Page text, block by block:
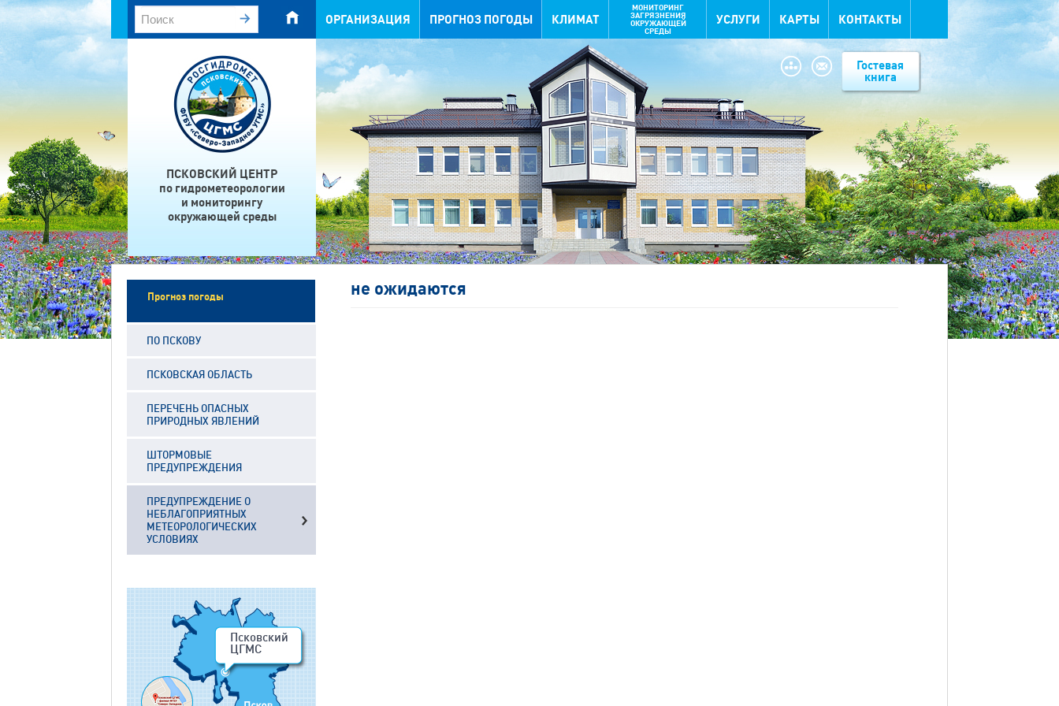
ОРГАНИЗАЦИЯ ПРОГНОЗ ПОГОДЫ КЛИМАТ
МОНИТОРИНГ
ЗАГРЯЗНЕНИЯ
ОКРУЖАЮЩЕЙ
СРЕДЫ
УСЛУГИ КАРТЫ КОНТАКТЫ
ПСКОВСКИЙ ЦЕНТР
по гидрометеорологии
и мониторингу
окружающей среды
Гостевая
книга
Прогноз погоды
ПО ПСКОВУ
ПСКОВСКАЯ ОБЛАСТЬ
ПЕРЕЧЕНЬ ОПАСНЫХ
ПРИРОДНЫХ ЯВЛЕНИЙ
ШТОРМОВЫЕ
ПРЕДУПРЕЖДЕНИЯ
ПРЕДУПРЕЖДЕНИЕ О
НЕБЛАГОПРИЯТНЫХ
МЕТЕОРОЛОГИЧЕСКИХ
УСЛОВИЯХ
Псковский
ЦГМС
не ожидаются